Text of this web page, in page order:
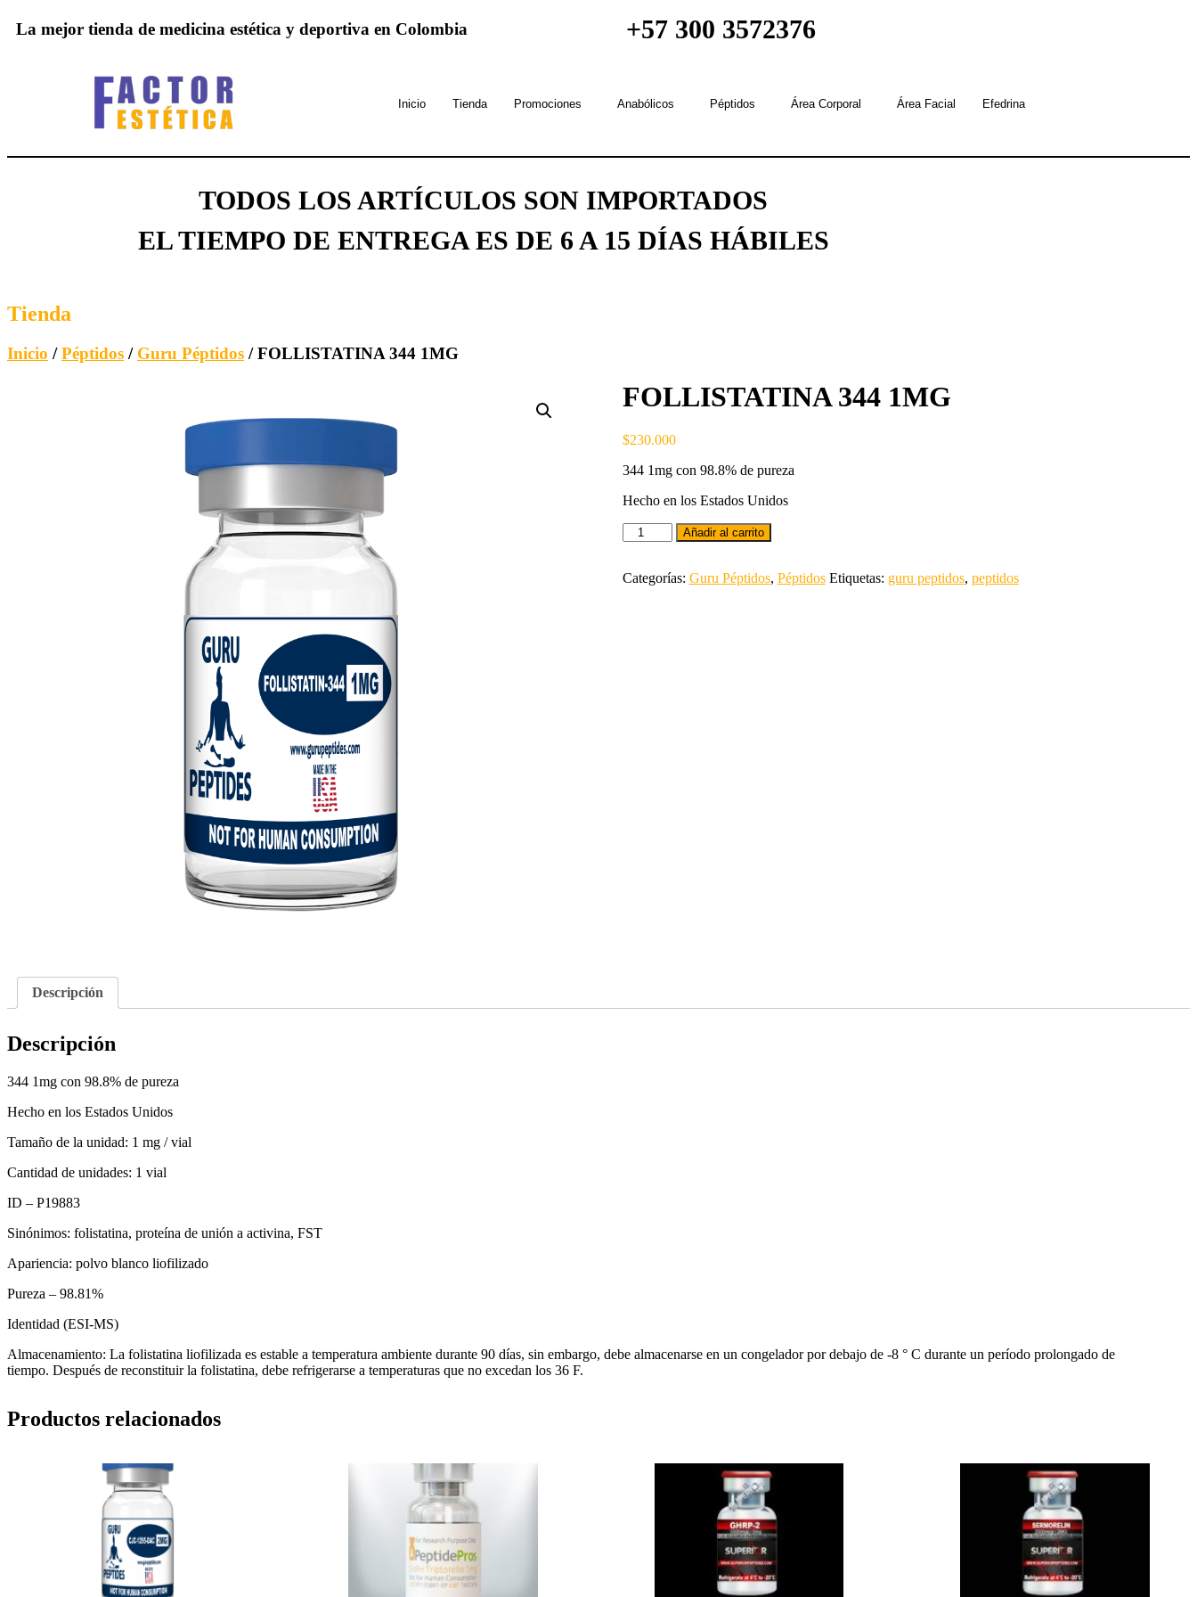
La mejor tienda de medicina estética y deportiva en Colombia +57 300 3572376
Inicio Tienda Promociones Anabólicos Péptidos Área Corporal Área Facial Efedrina
TODOS LOS ARTÍCULOS SON IMPORTADOS
EL TIEMPO DE ENTREGA ES DE 6 A 15 DÍAS HÁBILES
Tienda
Inicio /Péptidos / Guru Péptidos / FOLLISTATINA 344 1MG
FOLLISTATINA 344 1MG
$230.000
344 1mg con 98.8% de pureza
Hecho en los Estados Unidos
Añadir al carrito
Categorías: Guru Péptidos, Péptidos Etiquetas: guru peptidos, peptidos
Descripción
Descripción
344 1mg con 98.8% de pureza
Hecho en los Estados Unidos
Tamaño de la unidad: 1 mg / vial
Cantidad de unidades: 1 vial
ID – P19883
Sinónimos: folistatina, proteína de unión a activina, FST
Apariencia: polvo blanco liofilizado
Pureza – 98.81%
Identidad (ESI-MS)
Almacenamiento: La folistatina liofilizada es estable a temperatura ambiente durante 90 días, sin embargo, debe almacenarse en un congelador por debajo de -8 ° C durante un período prolongado de
tiempo. Después de reconstituir la folistatina, debe refrigerarse a temperaturas que no excedan los 36 F.
Productos relacionados